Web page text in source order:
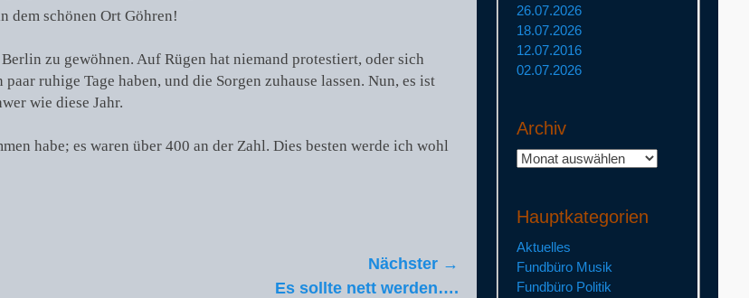
dem schönen Ort Göhren!
zu gewöhnen. Auf Rügen hat niemand protestiert, oder sich
ruhige Tage haben, und die Sorgen zuhause lassen. Nun, es ist
wie diese Jahr.
habe; es waren über 400 an der Zahl. Dies besten werde ich wohl
Nächster →
Es sollte nett werden….
26.07.2026
18.07.2026
12.07.2016
02.07.2026
Archiv
Archiv
Hauptkategorien
Aktuelles
Fundbüro Musik
Fundbüro Politik